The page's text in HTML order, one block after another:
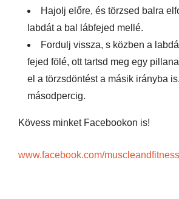
Hajolj előre, és törzsed balra
labdát a bal lábfejed mellé.
Fordulj vissza, s közben a
fejed fölé, ott tartsd meg egy
el a törzsdöntést a másik irányba
másodpercig.
Kövess minket Facebookon is!
www.facebook.com/